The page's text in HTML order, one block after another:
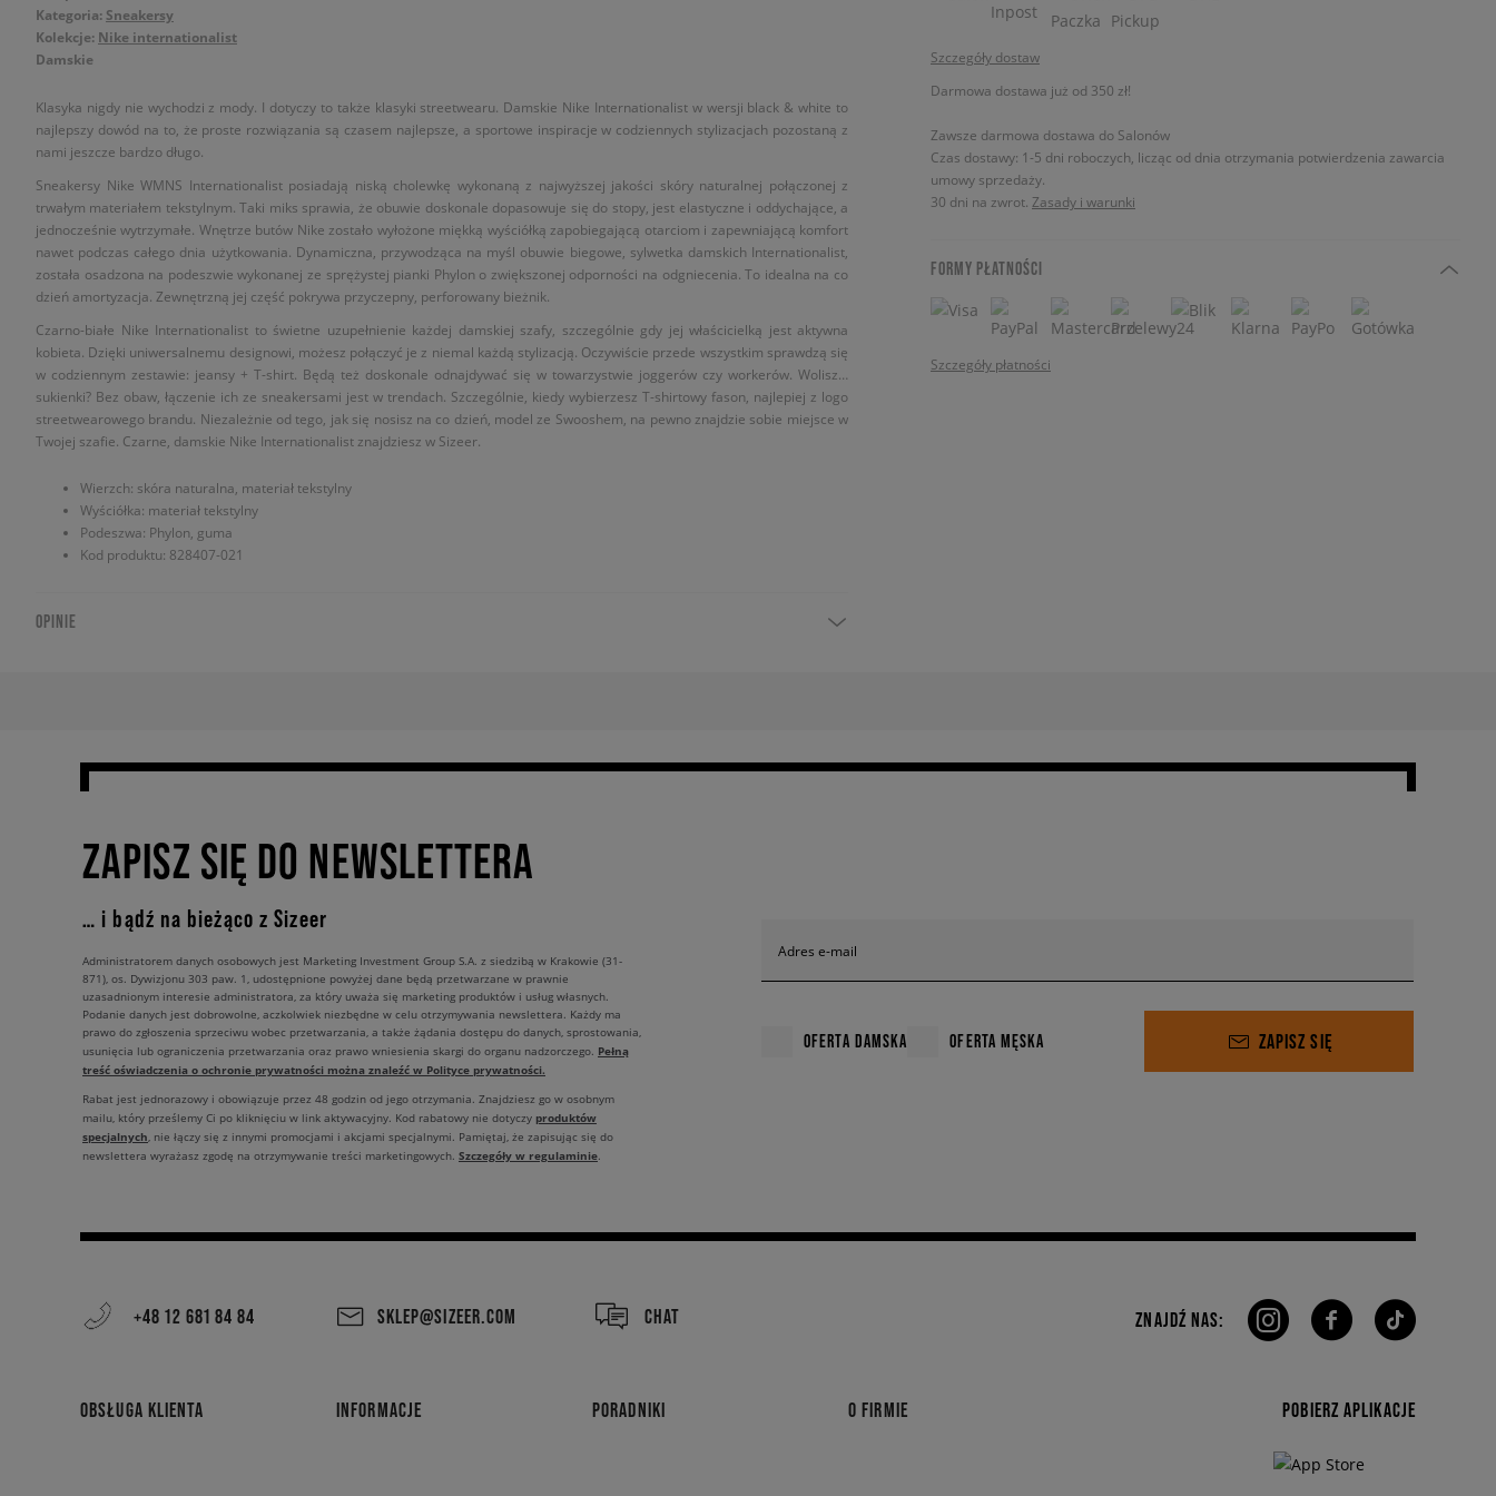
Kategoria: Sneakersy
Kolekcje: Nike internationalist
Damskie
Klasyka nigdy nie wychodzi z mody. I dotyczy to także klasyki streetwearu. Damskie Nike Internationalist w wersji black & white to
najlepszy dowód na to, że proste rozwiązania są czasem najlepsze, a sportowe inspiracje w codziennych stylizacjach pozostaną z
nami jeszcze bardzo długo.
Sneakersy Nike WMNS Internationalist posiadają niską cholewkę wykonaną z najwyższej jakości skóry naturalnej połączonej z
trwałym materiałem tekstylnym. Taki miks sprawia, że obuwie doskonale dopasowuje się do stopy, jest elastyczne i oddychające, a
jednocześnie wytrzymałe. Wnętrze butów Nike zostało wyłożone miękką wyściółką zapobiegającą otarciom i zapewniającą komfort
nawet podczas całego dnia użytkowania. Dynamiczna, przywodząca na myśl obuwie biegowe, sylwetka damskich Internationalist,
została osadzona na podeszwie wykonanej ze sprężystej pianki Phylon o zwiększonej odporności na odgniecenia. To idealna na co
dzień amortyzacja. Zewnętrzną jej część pokrywa przyczepny, perforowany bieżnik.
Czarno-białe Nike Internationalist to świetne uzupełnienie każdej damskiej szafy, szczególnie gdy jej właścicielką jest aktywna
kobieta. Dzięki uniwersalnemu designowi, możesz połączyć je z niemal każdą stylizacją. Oczywiście przede wszystkim sprawdzą się
w codziennym zestawie: jeansy + T-shirt. Będą też doskonale odnajdywać się w towarzystwie joggerów czy workerów. Wolisz…
sukienki? Bez obaw, łączenie ich ze sneakersami jest w trendach. Szczególnie, kiedy wybierzesz T-shirtowy fason, najlepiej z logo
streetwearowego brandu. Niezależnie od tego, jak się nosisz na co dzień, model ze Swooshem, na pewno znajdzie sobie miejsce w
Twojej szafie. Czarne, damskie Nike Internationalist znajdziesz w Sizeer.
Wierzch: skóra naturalna, materiał tekstylny
Wyściółka: materiał tekstylny
Podeszwa: Phylon, guma
Kod produktu: 828407-021
OPINIE
Szczegóły dostaw
Darmowa dostawa już od 350 zł!
Zawsze darmowa dostawa do Salonów
Czas dostawy: 1-5 dni roboczych, licząc od dnia otrzymania potwierdzenia zawarcia
umowy sprzedaży.
30 dni na zwrot. Zasady i warunki
FORMY PŁATNOŚCI
Szczegóły płatności
ZAPISZ SIĘ DO NEWSLETTERA
… i bądź na bieżąco z Sizeer
Adres e-mail
OFERTA DAMSKA OFERTA MĘSKA ZAPISZ SIĘ
Administratorem danych osobowych jest Marketing Investment Group S.A. z siedzibą w Krakowie (31-
871), os. Dywizjonu 303 paw. 1, udostępnione powyżej dane będą przetwarzane w prawnie
uzasadnionym interesie administratora, za który uważa się marketing produktów i usług własnych.
Podanie danych jest dobrowolne, aczkolwiek niezbędne w celu otrzymywania newslettera. Każdy ma
prawo do zgłoszenia sprzeciwu wobec przetwarzania, a także żądania dostępu do danych, sprostowania,
usunięcia lub ograniczenia przetwarzania oraz prawo wniesienia skargi do organu nadzorczego. Pełną
treść oświadczenia o ochronie prywatności można znaleźć w Polityce prywatności.
Rabat jest jednorazowy i obowiązuje przez 48 godzin od jego otrzymania. Znajdziesz go w osobnym
mailu, który prześlemy Ci po kliknięciu w link aktywacyjny. Kod rabatowy nie dotyczy produktów
specjalnych, nie łączy się z innymi promocjami i akcjami specjalnymi. Pamiętaj, że zapisując się do
newslettera wyrażasz zgodę na otrzymywanie treści marketingowych. Szczegóły w regulaminie.
+48 12 681 84 84 SKLEP@SIZEER.COM CHAT
OBSŁUGA KLIENTA INFORMACJE PORADNIKI O FIRMIE
ZNAJDŹ NAS:
POBIERZ APLIKACJE